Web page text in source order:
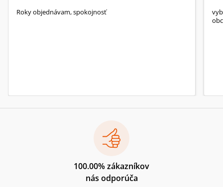
Roky objednávam, spokojnosť
100.00% zákazníkov
nás odporúča